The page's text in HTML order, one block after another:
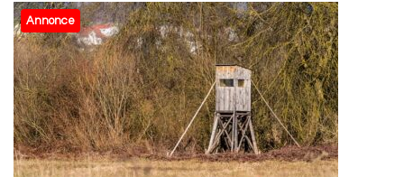
Annonce